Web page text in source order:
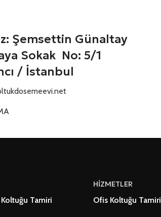
Şemsettin Günaltay
Sokak No: 5/1
/ İstanbul
Tamiri
HİZMETLER
Ofis Koltuğu Tamiri